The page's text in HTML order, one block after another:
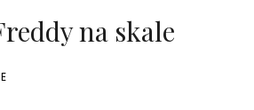
na skale